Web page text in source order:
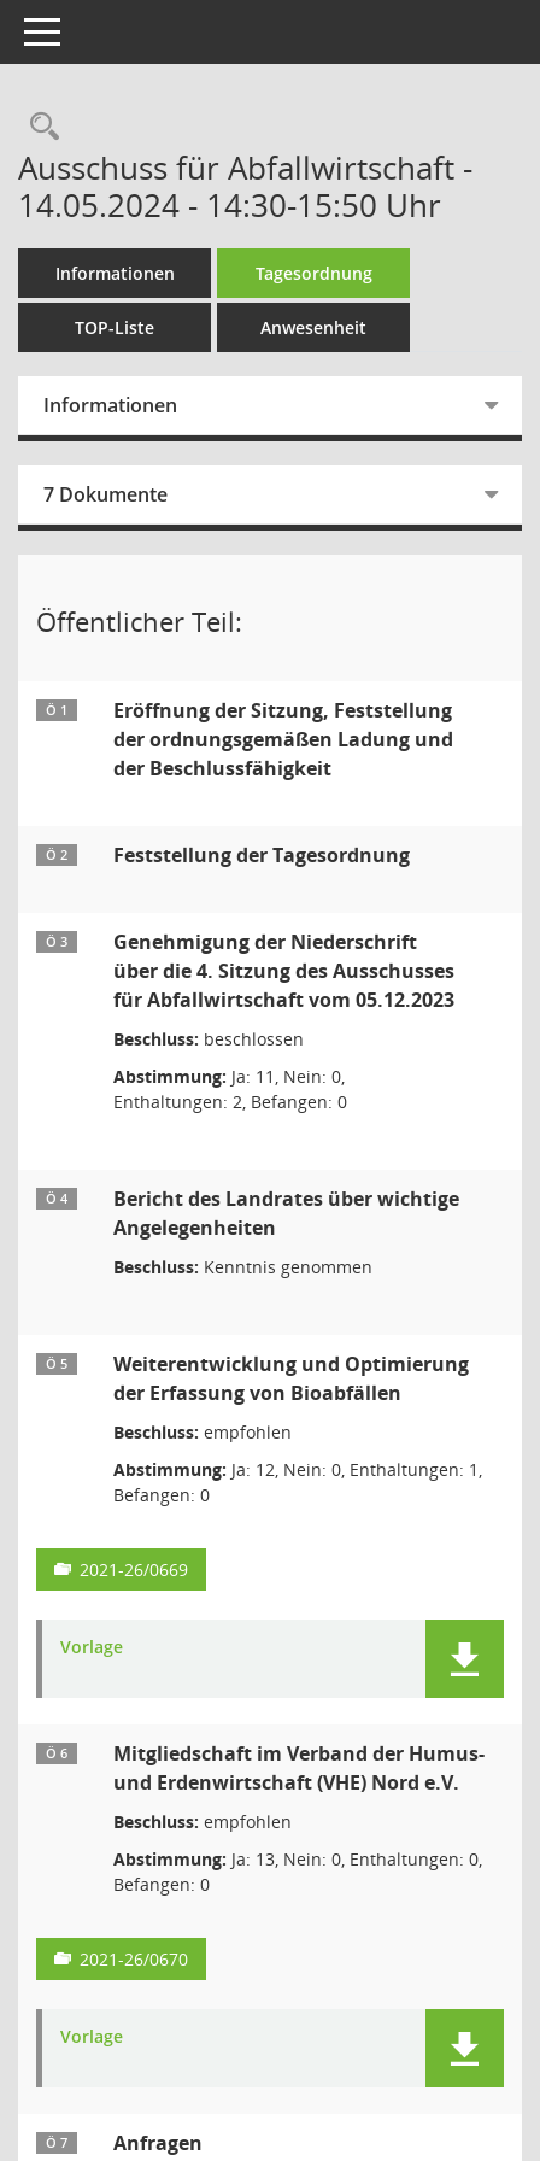
Toggle navigation
Rechercheauswahl
Ausschuss für Abfallwirtschaft -
14.05.2024 - 14:30-15:50 Uhr
Informationen Tagesordnung
TOP-Liste Anwesenheit
Informationen
7 Dokumente
Öffentlicher Teil:
Ö 1
Eröffnung der Sitzung, Feststellung
der ordnungsgemäßen Ladung und
der Beschlussfähigkeit
Ö 2 Feststellung der Tagesordnung
Ö 3
Genehmigung der Niederschrift
über die 4. Sitzung des Ausschusses
für Abfallwirtschaft vom 05.12.2023
Beschluss: beschlossen
Abstimmung: Ja: 11, Nein: 0,
Enthaltungen: 2, Befangen: 0
Ö 4
Bericht des Landrates über wichtige
Angelegenheiten
Beschluss: Kenntnis genommen
Ö 5
Weiterentwicklung und Optimierung
der Erfassung von Bioabfällen
Beschluss: empfohlen
Abstimmung: Ja: 12, Nein: 0, Enthaltungen: 1,
Befangen: 0
2021-26/0669
Vorlage
Ö 6
Mitgliedschaft im Verband der Humus-
und Erdenwirtschaft (VHE) Nord e.V.
Beschluss: empfohlen
Abstimmung: Ja: 13, Nein: 0, Enthaltungen: 0,
Befangen: 0
2021-26/0670
Vorlage
Ö 7 Anfragen